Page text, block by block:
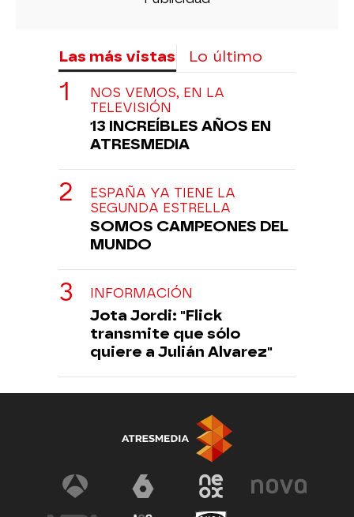
Las más vistas Lo último
NOS VEMOS, EN LA
TELEVISIÓN
13 INCREÍBLES AÑOS EN
ATRESMEDIA
ESPAÑA YA TIENE LA
SEGUNDA ESTRELLA
SOMOS CAMPEONES DEL
MUNDO
INFORMACIÓN
Jota Jordi: "Flick
transmite que sólo
quiere a Julián Alvarez"